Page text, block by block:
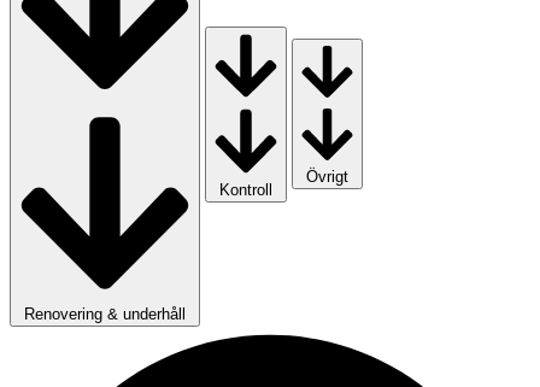
Renovering & underhåll
Kontroll
Övrigt